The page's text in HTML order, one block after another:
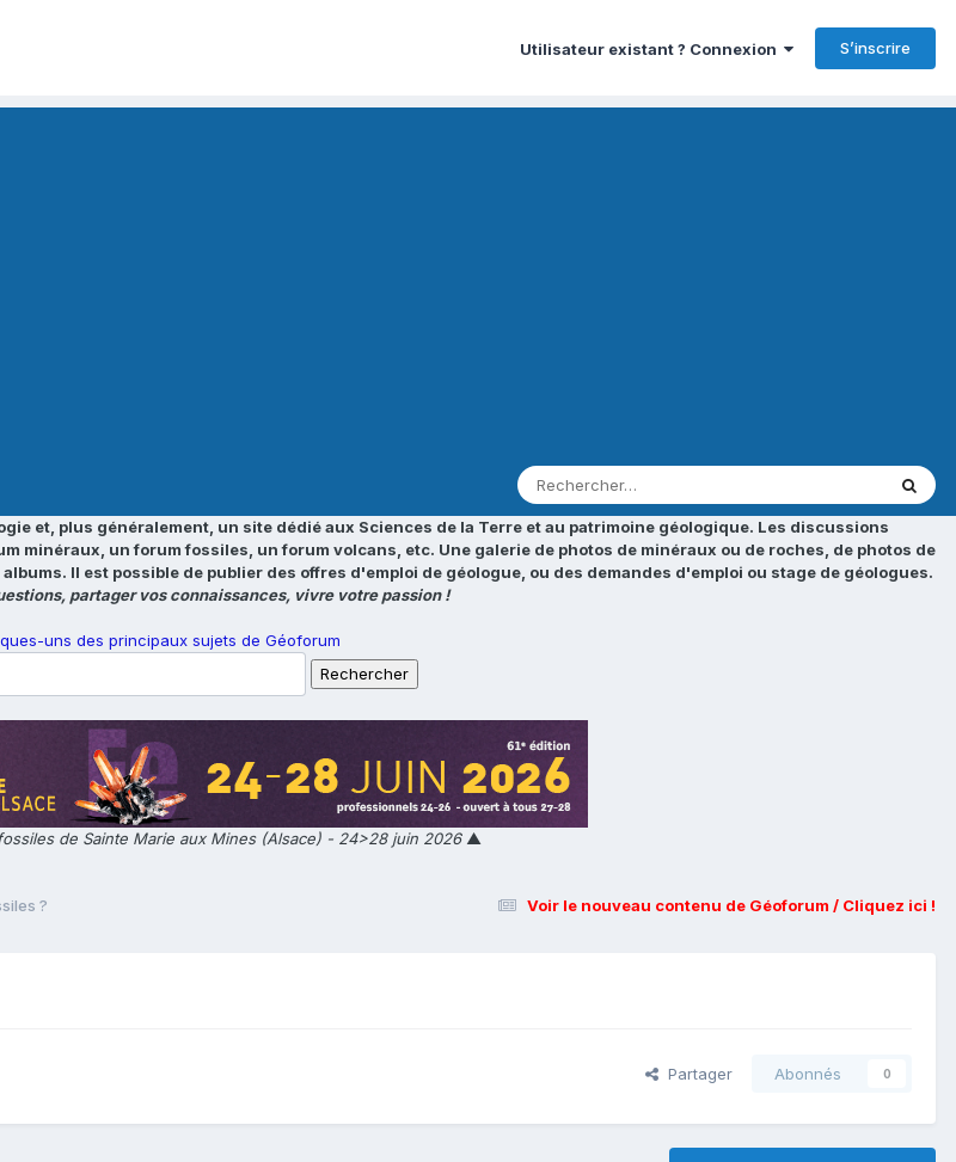
Utilisateur existant ? Connexion S’inscrire
et, plus généralement, un site dédié aux Sciences de la Terre et au patrimoine géologique. Les discussions
minéraux, un forum fossiles, un forum volcans, etc. Une galerie de photos de minéraux ou de roches, de photos de
Il est possible de publier des offres d'emploi de géologue, ou des demandes d'emploi ou stage de géologues.
partager vos connaissances, vivre votre passion !
uns des principaux sujets de Géoforum
de Sainte Marie aux Mines (Alsace) - 24>28 juin 2026▲
Voir le nouveau contenu de Géoforum / Cliquez ici !
?
Partager Abonnés 0